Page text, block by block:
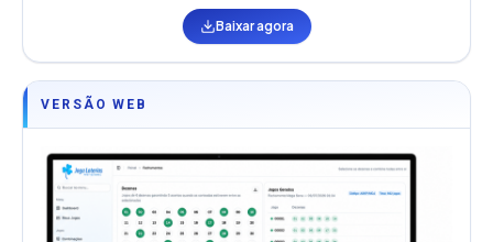
Baixar agora
VERSÃO WEB